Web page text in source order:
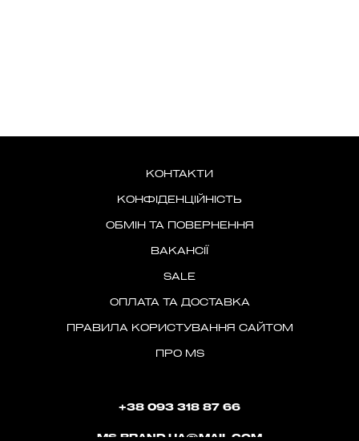
КОНТАКТИ
КОНФІДЕНЦІЙНІСТЬ
ОБМІН ТА ПОВЕРНЕННЯ
ВАКАНСІЇ
SALE
ОПЛАТА ТА ДОСТАВКА
ПРАВИЛА КОРИСТУВАННЯ САЙТОМ
ПРО MS
+38 093 318 87 66
MS.BRAND.UA@MAIL.COM